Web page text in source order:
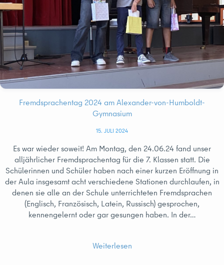
Fremdsprachentag 2024 am Alexander-von-Humboldt-
Gymnasium
15. JULI 2024
Es war wieder soweit! Am Montag, den 24.06.24 fand unser
alljährlicher Fremdsprachentag für die 7. Klassen statt. Die
Schülerinnen und Schüler haben nach einer kurzen Eröffnung in
der Aula insgesamt acht verschiedene Stationen durchlaufen, in
denen sie alle an der Schule unterrichteten Fremdsprachen
(Englisch, Französisch, Latein, Russisch) gesprochen,
kennengelernt oder gar gesungen haben. In der…
Weiterlesen